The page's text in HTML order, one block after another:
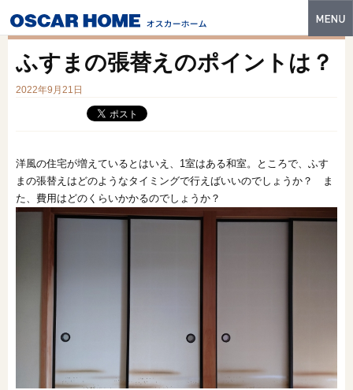
特長
性能・技術
商品ラインナップ
建築実例
土地情報
オンライン相談会
ふすまの張替えのポイントは？
2022年9月21日
洋風の住宅が増えているとはいえ、1室はある和室。ところで、ふす
まの張替えはどのようなタイミングで行えばいいのでしょうか？ ま
た、費用はどのくらいかかるのでしょうか？